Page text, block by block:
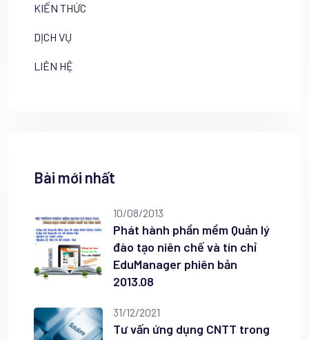
KIẾN THỨC
DỊCH VỤ
LIÊN HỆ
Bài mới nhất
10/08/2013
Phát hành phần mềm Quản lý
đào tạo niên chế và tín chỉ
EduManager phiên bản
2013.08
31/12/2021
Tư vấn ứng dụng CNTT trong